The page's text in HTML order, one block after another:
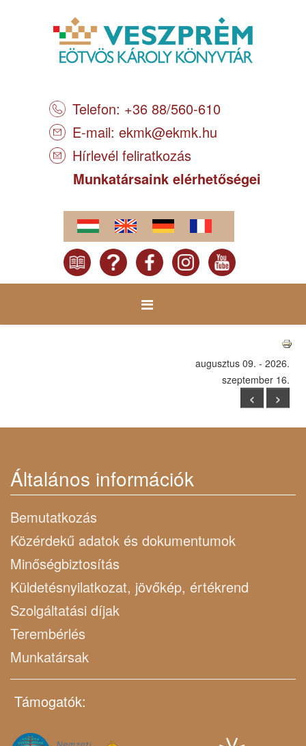
Telefon: +36 88/560-610
E-mail: ekmk@ekmk.hu
Hírlevél feliratkozás
Munkatársaink elérhetőségei
augusztus 09. - 2026.
szeptember 16.
<
>
Általános információk
Bemutatkozás
Közérdekű adatok és dokumentumok
Minőségbiztosítás
Küldetésnyilatkozat, jövőkép, értékrend
Szolgáltatási díjak
Terembérlés
Munkatársak
Támogatók: